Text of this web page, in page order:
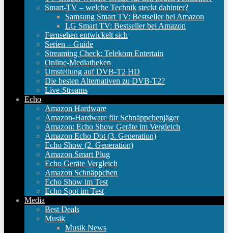
Smart-TV – welche Technik steckt dahinter?
Samsung Smart TV: Bestseller bei Amazon
LG Smart TV: Bestseller bei Amazon
Fernsehen entwickelt sich
Serien – Guide
Streaming Check: Telekom Entertain
Online-Mediatheken
Umstellung auf DVB-T2 HD
Die besten Alternativen zu DVB-T2?
Live-Streams
Echo
Amazon Hardware
Amazon-Hardware für Schnäppchenjäger
Amazon: Echo Show Geräte im Vergleich
Amazon Echo Dot (3. Generation)
Echo Show (2. Generation)
Amazon Smart Plug
Echo Geräte Vergleich
Amazon Schnäppchen
Echo Show im Test
Echo Spot im Test
Media
Best Deals
Musik
Musik News